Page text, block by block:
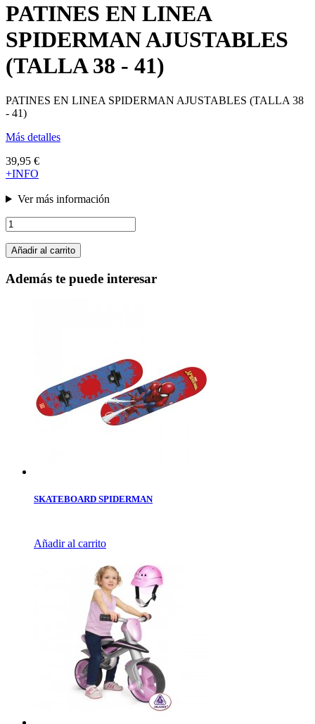
PATINES EN LINEA
SPIDERMAN AJUSTABLES
(TALLA 38 - 41)
PATINES EN LINEA SPIDERMAN AJUSTABLES (TALLA 38
- 41)
Más detalles
39,95 €
+INFO
Ver más información
Añadir al carrito
Además te puede interesar
SKATEBOARD SPIDERMAN
Añadir al carrito